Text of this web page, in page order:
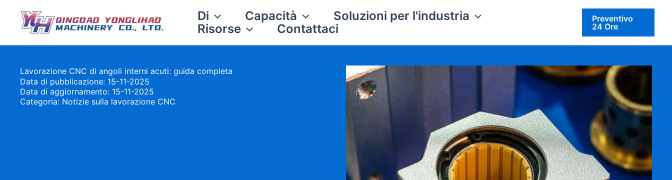
contenuto
Di Capacità
Soluzioni per l'industria
Risorse
Contattaci
Preventivo
24 Ore
Lavorazione CNC di angoli interni acuti: guida completa
Data di pubblicazione: 15-11-2025
Data di aggiornamento: 15-11-2025
Categoria: Notizie sulla lavorazione CNC